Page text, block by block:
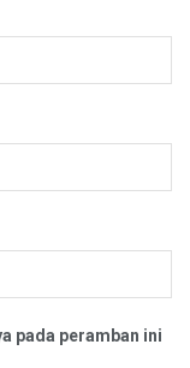
pada peramban ini